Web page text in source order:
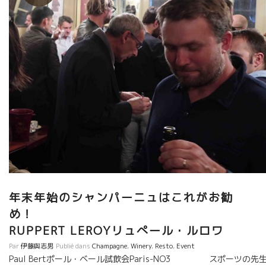
年末年始のシャンパーニュはこれがお勧
め
RUPPERT LEROYリュぺール・ルロワ
Par伊藤與志男 Publié dans Champagne,Winery, Resto, Event
Paul Bertポール・ベール試飲会Paris-NO3 スポーツの先